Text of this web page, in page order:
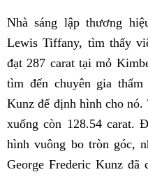
Nhà sáng lập thương
Lewis Tiffany, tìm thấy
đạt 287 carat tại mỏ
tìm đến chuyên gia
Kunz để định hình cho
xuống còn 128.54 carat.
hình vuông bo tròn góc,
George Frederic Kunz